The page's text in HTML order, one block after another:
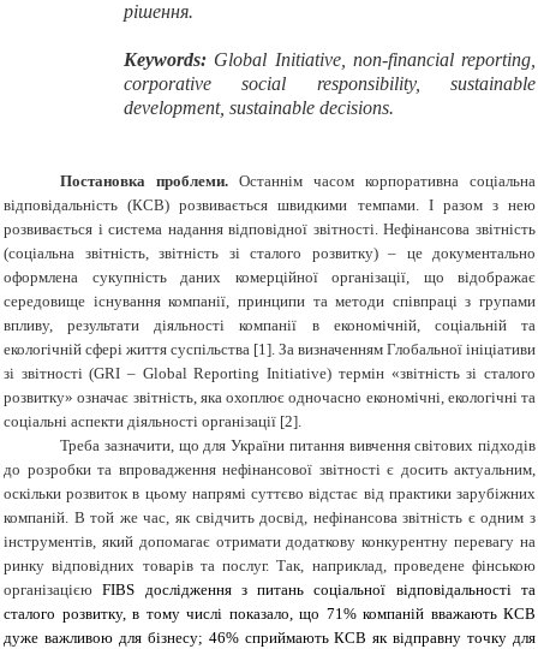
рішення.
Keywords: Global Initiative, non-financial reporting,
corporative social responsibility, sustainable
development, sustainable decisions.
Постановка проблеми. Останнім часом корпоративна соціальна
відповідальність (КСВ) розвивається швидкими темпами. І разом з нею
розвивається і система надання відповідної звітності. Нефінансова звітність
(соціальна звітність, звітність зі сталого розвитку) – це документально
оформлена сукупність даних комерційної організації, що відображає
середовище існування компанії, принципи та методи співпраці з групами
впливу, результати діяльності компанії в економічній, соціальній та
екологічній сфері життя суспільства [1]. За визначенням Глобальної ініціативи
зі звітності (GRI – Global Reporting Initiative) термін «звітність зі сталого
розвитку» означає звітність, яка охоплює одночасно економічні, екологічні та
соціальні аспекти діяльності організації [2].
Треба зазначити, що для України питання вивчення світових підходів
до розробки та впровадження нефінансової звітності є досить актуальним,
оскільки розвиток в цьому напрямі суттєво відстає від практики зарубіжних
компаній. В той же час, як свідчить досвід, нефінансова звітність є одним з
інструментів, який допомагає отримати додаткову конкурентну перевагу на
ринку відповідних товарів та послуг. Так, наприклад, проведене фінською
організацієюFIBS дослідження з питань соціальної відповідальності та
сталого розвитку, в тому числі показало, що 71% компаній вважають КСВ
дуже важливою для бізнесу; 46% сприймають КСВ як відправну точку для